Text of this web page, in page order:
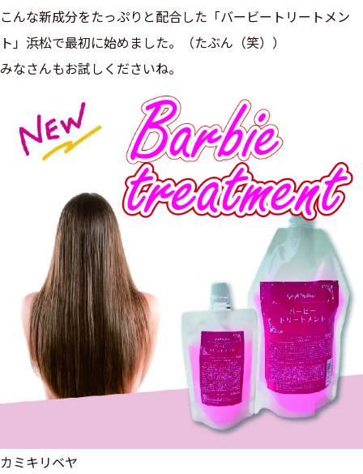
こんな新成分をたっぷりと配合した「バービートリートメン
ト」浜松で最初に始めました。（たぶん（笑））
みなさんもお試しくださいね。
カミキリベヤ